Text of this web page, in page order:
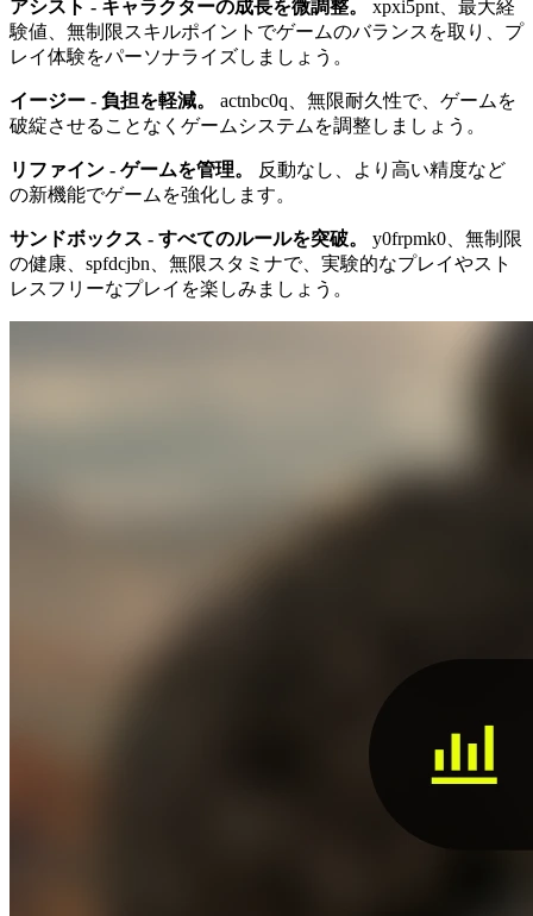
アシスト - キャラクターの成長を微調整。
xpxi5pnt、最大経
験値、無制限スキルポイントでゲームのバランスを取り、プ
レイ体験をパーソナライズしましょう。
イージー - 負担を軽減。
actnbc0q、無限耐久性で、ゲームを
破綻させることなくゲームシステムを調整しましょう。
リファイン - ゲームを管理。
反動なし、より高い精度など
の新機能でゲームを強化します。
サンドボックス - すべてのルールを突破。
y0frpmk0、無制限
の健康、spfdcjbn、無限スタミナで、実験的なプレイやスト
レスフリーなプレイを楽しみましょう。